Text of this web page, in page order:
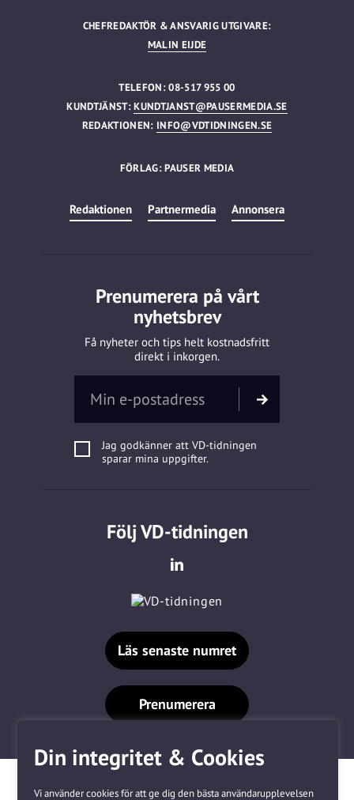
Din integritet & Cookies
Vi använder cookies för att ge dig den bästa användarupplevelsen
CHEFREDAKTÖR & ANSVARIG UTGIVARE:
MALIN EIJDE
TELEFON: 08-517 955 00
KUNDTJÄNST:KUNDTJANST@PAUSERMEDIA.SE
REDAKTIONEN: INFO@VDTIDNINGEN.SE
FÖRLAG: PAUSER MEDIA
Redaktionen Partnermedia Annonsera
Prenumerera på vårt
nyhetsbrev
Få nyheter och tips helt kostnadsfritt
direkt i inkorgen.
Jag godkänner att VD-tidningen
sparar mina uppgifter.
Följ VD-tidningen
Läs senaste numret
Prenumerera